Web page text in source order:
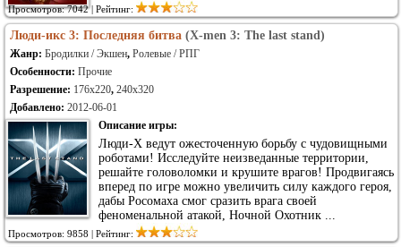
Просмотров: 7042 | Рейтинг:
Люди-икс 3: Последняя битва (X-men 3: The last stand)
Жанр: Бродилки / Экшен, Ролевые / РПГ
Особенности: Прочие
Разрешение: 176x220, 240x320
Добавлено: 2012-06-01
Описание игры:
Люди-Х ведут ожесточенную борьбу с чудовищными
роботами! Исследуйте неизведанные территории,
решайте головоломки и крушите врагов! Продвигаясь
вперед по игре можно увеличить силу каждого героя,
дабы Росомаха смог сразить врага своей
феноменальной атакой, Ночной Охотник ...
Просмотров: 9858 | Рейтинг: